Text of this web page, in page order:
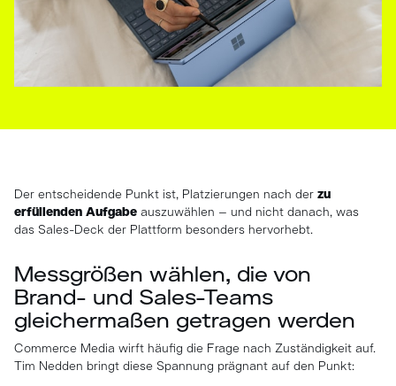
Der entscheidende Punkt ist, Platzierungen nach der zu
erfüllenden Aufgabe auszuwählen – und nicht danach, was
das Sales-Deck der Plattform besonders hervorhebt.
Messgrößen wählen, die von
Brand- und Sales-Teams
gleichermaßen getragen werden
Commerce Media wirft häufig die Frage nach Zuständigkeit auf.
Tim Nedden bringt diese Spannung prägnant auf den Punkt: